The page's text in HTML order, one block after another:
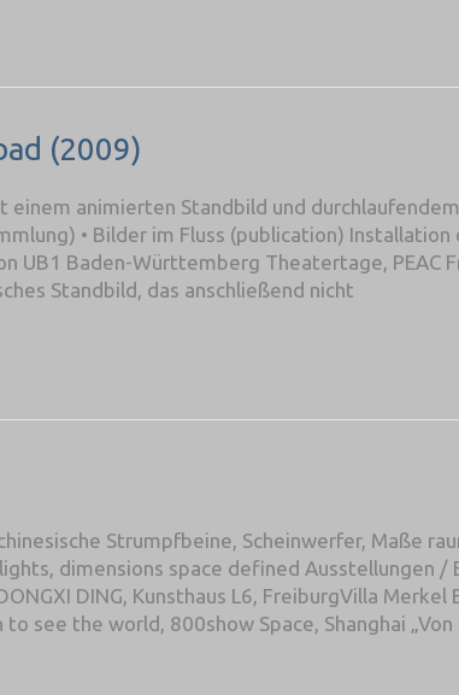
(2009)
animierten Standbild und
• Bilder im Fluss (publication)
UB1 Baden-Württemberg Theatertage, PEAC
Standbild, das anschließend nicht
Strumpfbeine, Scheinwerfer, Maße
dimensions space defined Ausstellungen /
DING, Kunsthaus L6, FreiburgVilla Merkel
see the world, 800show Space, Shanghai